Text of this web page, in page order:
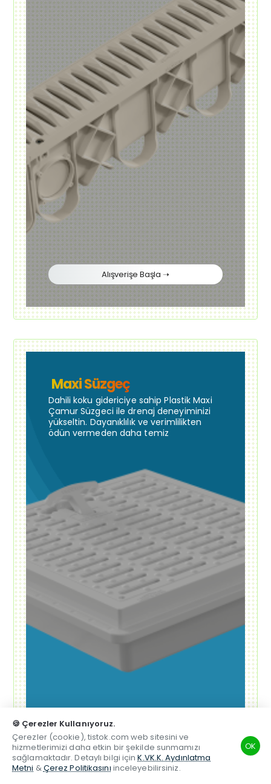
TSM Hesabım Whatsapp Telefon Beğenilen
🍪 Çerezler Kullanıyoruz.
Çerezler (cookie), tistok.com web sitesini ve
hizmetlerimizi daha etkin bir şekilde sunmamızı
sağlamaktadır. Detaylı bilgi içinK.VK.K. Aydınlatma
Metni &Çerez Politikasını inceleyebilirsiniz.
OK
Alışverişe Başla ➝
Maxi Süzgeç
Dahili koku gidericiye sahip Plastik Maxi
Çamur Süzgeci ile drenaj deneyiminizi
yükseltin. Dayanıklılık ve verimlilikten
ödün vermeden daha temiz
Alışverişe Başla ➝